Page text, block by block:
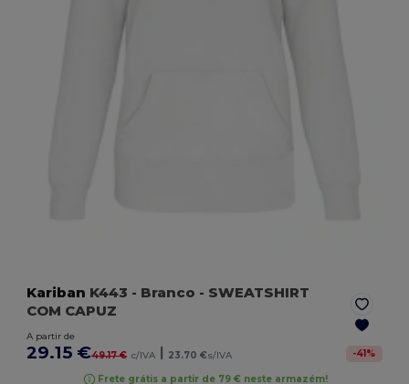
Kariban K443 - Branco - SWEATSHIRT
COM CAPUZ
A partir de
29.15 €49.17 € c/IVA | 23.70 €s/IVA -41 %
Frete grátis a partir de 79 € neste armazém!